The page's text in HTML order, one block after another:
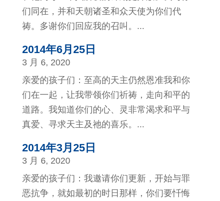
们同在，并和天朝诸圣和众天使为你们代
祷。多谢你们回应我的召叫。...
2014年6月25日
3 月 6, 2020
亲爱的孩子们：至高的天主仍然恩准我和你
们在一起，让我带领你们祈祷，走向和平的
道路。我知道你们的心、灵非常渴求和平与
真爱、寻求天主及祂的喜乐。...
2014年3月25日
3 月 6, 2020
亲爱的孩子们：我邀请你们更新，开始与罪
恶抗争，就如最初的时日那样，你们要忏悔